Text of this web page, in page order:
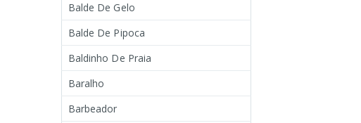
Balde De Gelo
Balde De Pipoca
Baldinho De Praia
Baralho
Barbeador